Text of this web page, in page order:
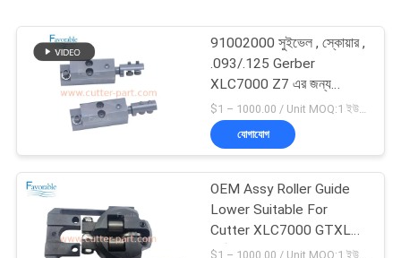
91002000 সুইভেল , স্কোয়ার ,
.093/.125 Gerber
XLC7000 Z7 এর জন্য
উপযুক্ত
$1 – 1000.00 / Unit MOQ:1 ইউনিট/ইউনিট অবহেলিত
যোগাযোগ
OEM Assy Roller Guide
Lower Suitable For
Cutter XLC7000 GTXL
পার্ট 94065000